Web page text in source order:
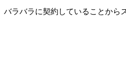
ラバラに契約していることから